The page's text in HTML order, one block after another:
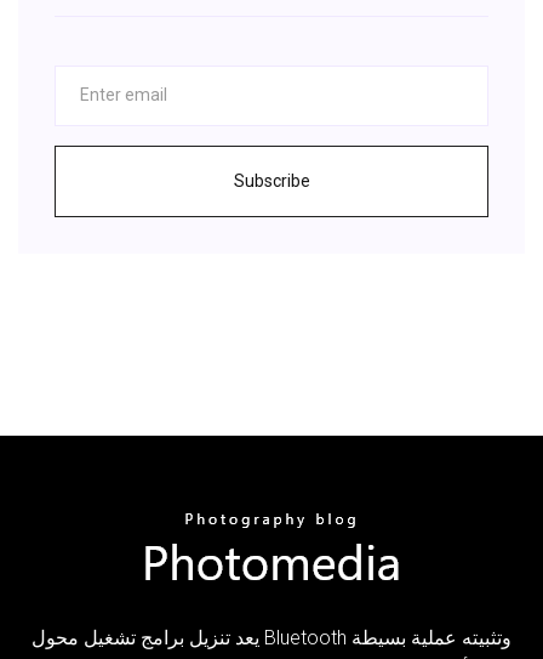
Subscribe
يعد تنزيل برامج تشغيل محول Bluetooth وتثبيته عملية بسيطة